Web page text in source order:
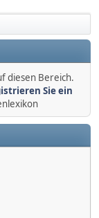
diesen Bereich.
Sie ein